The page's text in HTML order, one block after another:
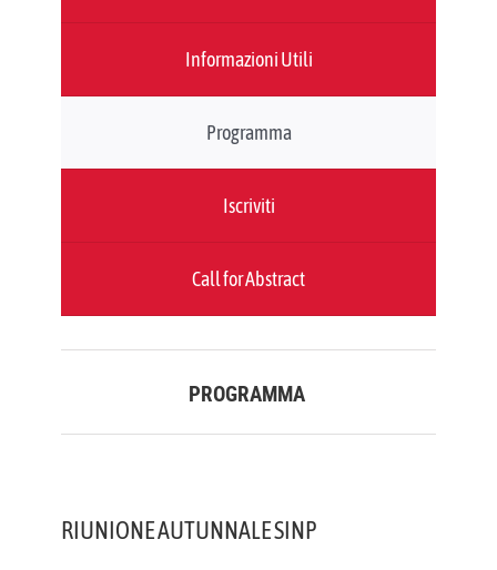
OFFERTE DI LAVOROInformazioni Utili
Programma
Iscriviti
Call for Abstract
PROGRAMMA
RIUNIONE AUTUNNALE SINP